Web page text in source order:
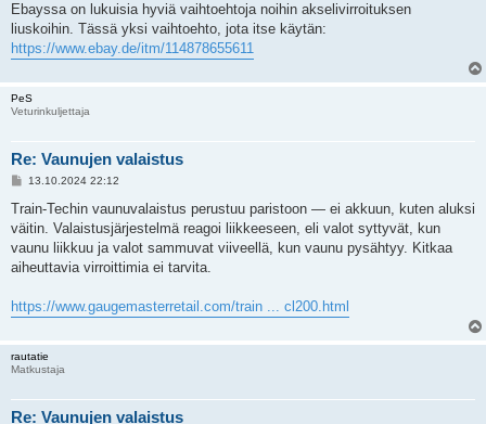
Ebayssa on lukuisia hyviä vaihtoehtoja noihin akselivirroituksen
liuskoihin. Tässä yksi vaihtoehto, jota itse käytän:
https://www.ebay.de/itm/114878655611
PeS
Veturinkuljettaja
Re: Vaunujen valaistus
V
e
t
i
13.10.2024 22:12
Train-Techin vaunuvalaistus perustuu paristoon — ei akkuun, kuten aluksi
väitin. Valaistusjärjestelmä reagoi liikkeeseen, eli valot syttyvät, kun
vaunu liikkuu ja valot sammuvat viiveellä, kun vaunu pysähtyy. Kitkaa
aiheuttavia virroittimia ei tarvita.
https://www.gaugemasterretail.com/train ... cl200.html
rautatie
Matkustaja
Re: Vaunujen valaistus